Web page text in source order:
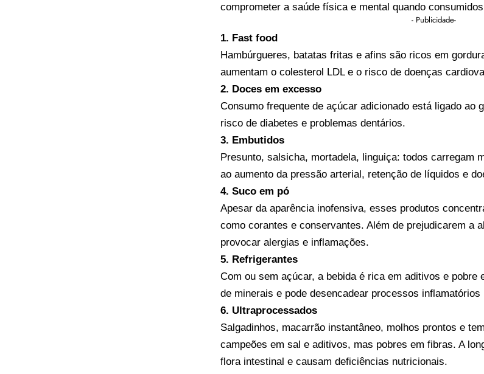
comprometer a saúde física e mental quando
- Publicidade-
1. Fast food
Hambúrgueres, batatas fritas e afins são ricos em
aumentam o colesterol LDL e o risco de doenças
2. Doces em excesso
Consumo frequente de açúcar adicionado está ligado ao
risco de diabetes e problemas dentários.
3. Embutidos
Presunto, salsicha, mortadela, linguiça: todos carregam
ao aumento da pressão arterial, retenção de líquidos e
4. Suco em pó
Apesar da aparência inofensiva, esses produtos
como corantes e conservantes. Além de prejudicarem a
provocar alergias e inflamações.
5. Refrigerantes
Com ou sem açúcar, a bebida é rica em aditivos e pobre
de minerais e pode desencadear processos inflamatórios
6. Ultraprocessados
Salgadinhos, macarrão instantâneo, molhos prontos e
campeões em sal e aditivos, mas pobres em fibras. A
flora intestinal e causam deficiências nutricionais.